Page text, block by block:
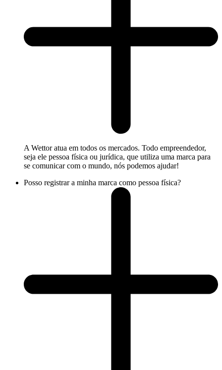
A Wettor atua em todos os mercados. Todo empreendedor,
seja ele pessoa física ou jurídica, que utiliza uma marca para
se comunicar com o mundo, nós podemos ajudar!
Posso registrar a minha marca como pessoa física?